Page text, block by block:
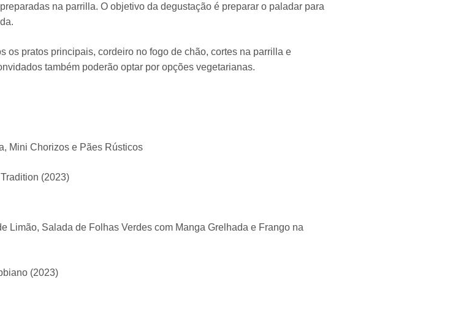
na parrilla. O objetivo da degustação é preparar o paladar para
os pratos principais, cordeiro no fogo de chão, cortes na parrilla e
também poderão optar por opções vegetarianas.
Mini Chorizos e Pães Rústicos
(2023)
Limão, Salada de Folhas Verdes com Manga Grelhada e Frango na
(2023)